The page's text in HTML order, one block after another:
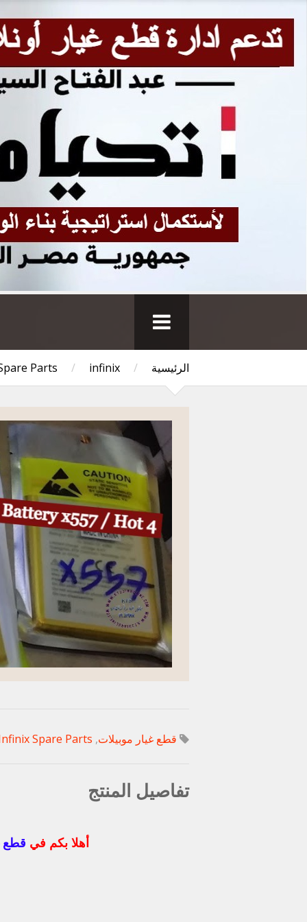
الرئيسية /
Parts / infinix
قطع غيار موبيلات,
Spare Parts
تفاصيل المنتج
أهلا بكم في قطع